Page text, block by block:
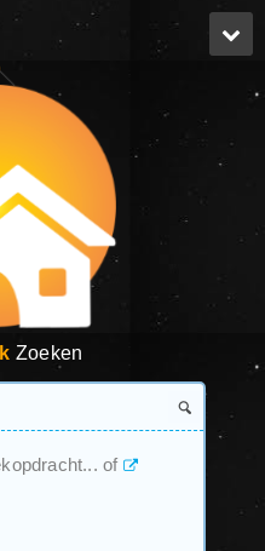
Zoeken
of